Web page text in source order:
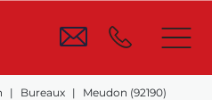
Bureaux Meudon (92190)